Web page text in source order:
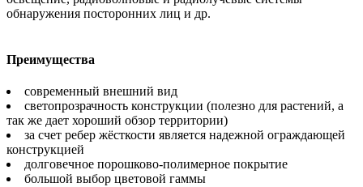
обнаружения посторонних лиц и др.
Преимущества
современный внешний вид
светопрозрачность конструкции (полезно для растений, а
так же дает хороший обзор территории)
за счет ребер жёсткости является надежной ограждающей
конструкцией
долговечное порошково-полимерное покрытие
большой выбор цветовой гаммы